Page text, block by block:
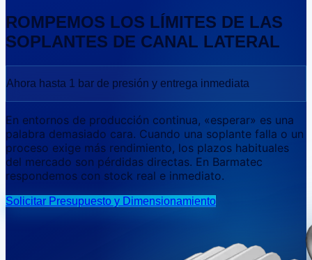
ROMPEMOS LOS LÍMITES DE LAS
SOPLANTES DE CANAL LATERAL
Ahora hasta 1 bar de presión y entrega inmediata
En entornos de producción continua, «esperar» es una
palabra demasiado cara. Cuando una soplante falla o un
proceso exige más rendimiento, los plazos habituales
del mercado son pérdidas directas. En Barmatec
respondemos con stock real e inmediato.
Solicitar Presupuesto y Dimensionamiento